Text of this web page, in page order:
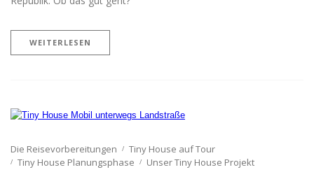
WEITERLESEN
Die Reisevorbereitungen
Tiny House auf Tour
Tiny House Planungsphase
Unser Tiny House Projekt